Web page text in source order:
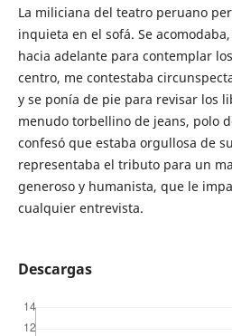
La miliciana del teatro peruano
inquieta en el sofá. Se
hacia adelante para contemplar
centro, me contestaba
y se ponía de pie para revisar los
menudo torbellino de jeans, polo
confesó que estaba orgullosa de
representaba el tributo para un
generoso y humanista, que le
cualquier entrevista.
Descargas